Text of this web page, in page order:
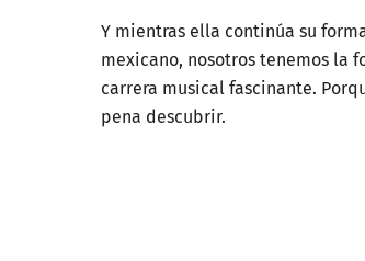
Y mientras ella continúa su
mexicano, nosotros tenemos la
carrera musical fascinante.
pena descubrir.